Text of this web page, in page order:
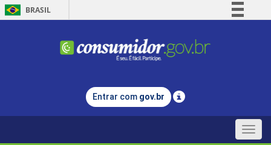
BRASIL
Comunica BR
Legislação
Entrar com gov.br
Toggle